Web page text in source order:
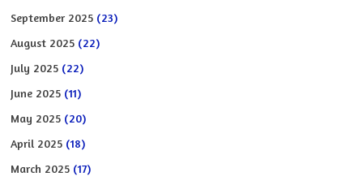
September 2025 (23)
August 2025 (22)
July 2025 (22)
June 2025 (11)
May 2025 (20)
April 2025 (18)
March 2025 (17)